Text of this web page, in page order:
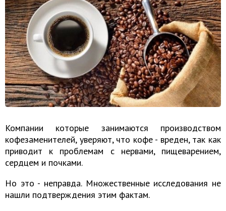
Компании которые занимаются производством
кофезаменителей, уверяют, что кофе - вреден, так как
приводит к проблемам с нервами, пищеварением,
сердцем и почками.
Но это - неправда. Множественные исследования не
нашли подтверждения этим фактам.